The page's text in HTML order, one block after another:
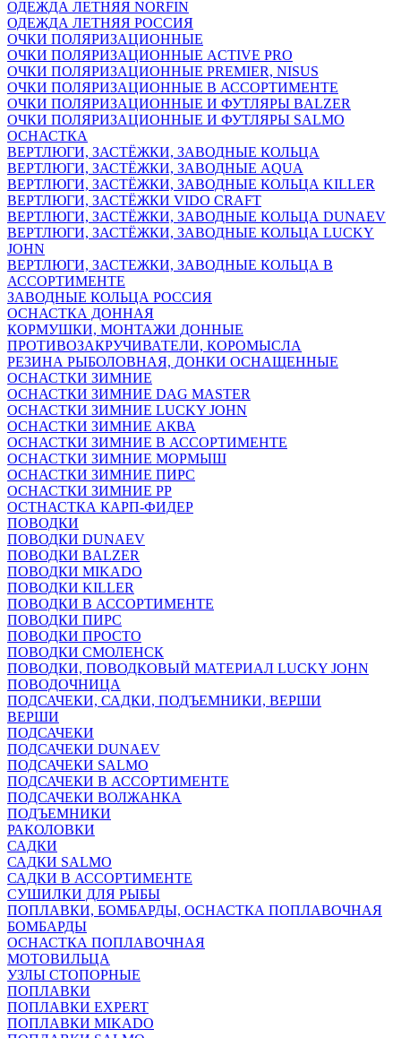
ОДЕЖДА ЛЕТНЯЯ NORFIN
ОДЕЖДА ЛЕТНЯЯ РОССИЯ
ОЧКИ ПОЛЯРИЗАЦИОННЫЕ
ОЧКИ ПОЛЯРИЗАЦИОННЫЕ ACTIVE PRO
ОЧКИ ПОЛЯРИЗАЦИОННЫЕ PREMIER, NISUS
ОЧКИ ПОЛЯРИЗАЦИОННЫЕ В АССОРТИМЕНТЕ
ОЧКИ ПОЛЯРИЗАЦИОННЫЕ И ФУТЛЯРЫ BALZER
ОЧКИ ПОЛЯРИЗАЦИОННЫЕ И ФУТЛЯРЫ SALMO
ОСНАСТКА
ВЕРТЛЮГИ, ЗАСТЁЖКИ, ЗАВОДНЫЕ КОЛЬЦА
ВЕРТЛЮГИ, ЗАСТЁЖКИ, ЗАВОДНЫЕ AQUA
ВЕРТЛЮГИ, ЗАСТЁЖКИ, ЗАВОДНЫЕ КОЛЬЦА KILLER
ВЕРТЛЮГИ, ЗАСТЁЖКИ VIDO CRAFT
ВЕРТЛЮГИ, ЗАСТЁЖКИ, ЗАВОДНЫЕ КОЛЬЦА DUNAEV
ВЕРТЛЮГИ, ЗАСТЁЖКИ, ЗАВОДНЫЕ КОЛЬЦА LUCKY
JOHN
ВЕРТЛЮГИ, ЗАСТЕЖКИ, ЗАВОДНЫЕ КОЛЬЦА В
АССОРТИМЕНТЕ
ЗАВОДНЫЕ КОЛЬЦА РОССИЯ
ОСНАСТКА ДОННАЯ
КОРМУШКИ, МОНТАЖИ ДОННЫЕ
ПРОТИВОЗАКРУЧИВАТЕЛИ, КОРОМЫСЛА
РЕЗИНА РЫБОЛОВНАЯ, ДОНКИ ОСНАЩЕННЫЕ
ОСНАСТКИ ЗИМНИЕ
ОСНАСТКИ ЗИМНИЕ DAG MASTER
ОСНАСТКИ ЗИМНИЕ LUCKY JOHN
ОСНАСТКИ ЗИМНИЕ АКВА
ОСНАСТКИ ЗИМНИЕ В АССОРТИМЕНТЕ
ОСНАСТКИ ЗИМНИЕ МОРМЫШ
ОСНАСТКИ ЗИМНИЕ ПИРС
ОСНАСТКИ ЗИМНИЕ РР
ОСТНАСТКА КАРП-ФИДЕР
ПОВОДКИ
ПОВОДКИ DUNAEV
ПОВОДКИ BALZER
ПОВОДКИ MIKADO
ПОВОДКИ KILLER
ПОВОДКИ В АССОРТИМЕНТЕ
ПОВОДКИ ПИРС
ПОВОДКИ ПРОСТО
ПОВОДКИ СМОЛЕНСК
ПОВОДКИ, ПОВОДКОВЫЙ МАТЕРИАЛ LUCKY JOHN
ПОВОДОЧНИЦА
ПОДСАЧЕКИ, САДКИ, ПОДЪЕМНИКИ, ВЕРШИ
ВЕРШИ
ПОДСАЧЕКИ
ПОДСАЧЕКИ DUNAEV
ПОДСАЧЕКИ SALMO
ПОДСАЧЕКИ В АССОРТИМЕНТЕ
ПОДСАЧЕКИ ВОЛЖАНКА
ПОДЪЕМНИКИ
РАКОЛОВКИ
САДКИ
САДКИ SALMO
САДКИ В АССОРТИМЕНТЕ
СУШИЛКИ ДЛЯ РЫБЫ
ПОПЛАВКИ, БОМБАРДЫ, ОСНАСТКА ПОПЛАВОЧНАЯ
БОМБАРДЫ
ОСНАСТКА ПОПЛАВОЧНАЯ
МОТОВИЛЬЦА
УЗЛЫ СТОПОРНЫЕ
ПОПЛАВКИ
ПОПЛАВКИ EXPERT
ПОПЛАВКИ MIKADO